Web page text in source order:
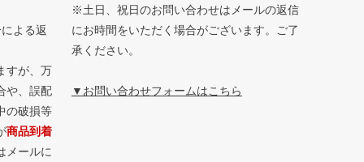
よる返
すが、万
や、誤配
の破損等
商品到着
メールに
※土日、祝日のお問い合わせはメールの返信
にお時間をいただく場合がございます。ご了
承ください。
▼お問い合わせフォームはこちら